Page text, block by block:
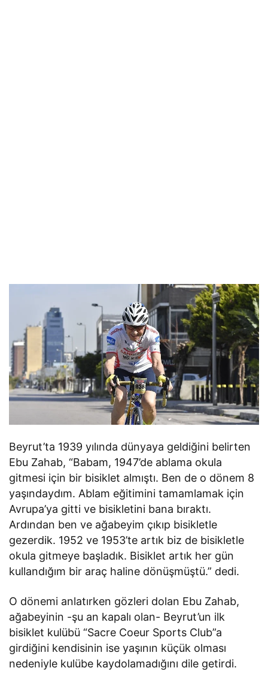
Beyrut’ta 1939 yılında dünyaya geldiğini belirten
Ebu Zahab, “Babam, 1947’de ablama okula
gitmesi için bir bisiklet almıştı. Ben de o dönem 8
yaşındaydım. Ablam eğitimini tamamlamak için
Avrupa’ya gitti ve bisikletini bana bıraktı.
Ardından ben ve ağabeyim çıkıp bisikletle
gezerdik. 1952 ve 1953’te artık biz de bisikletle
okula gitmeye başladık. Bisiklet artık her gün
kullandığım bir araç haline dönüşmüştü.” dedi.
O dönemi anlatırken gözleri dolan Ebu Zahab,
ağabeyinin -şu an kapalı olan- Beyrut’un ilk
bisiklet kulübü “Sacre Coeur Sports Club”a
girdiğini kendisinin ise yaşının küçük olması
nedeniyle kulübe kaydolamadığını dile getirdi.